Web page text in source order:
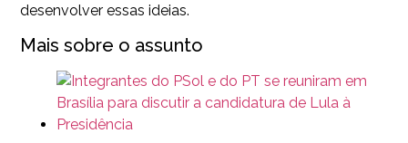
desenvolver essas ideias.
Mais sobre o assunto